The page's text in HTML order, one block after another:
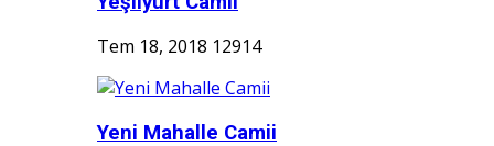
Tem 18, 2018 12914
Yeni Mahalle Camii